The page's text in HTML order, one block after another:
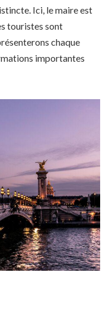
Ici, le maire est
touristes sont
chaque
importantes